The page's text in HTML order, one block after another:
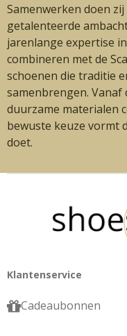
Samenwerken doen
getalenteerde
jarenlange expertise
combineren met de
schoenen die traditie
samenbrengen.
duurzame materialen
bewuste keuze vormt
doet.
Klantenservice
Cadeaubonnen